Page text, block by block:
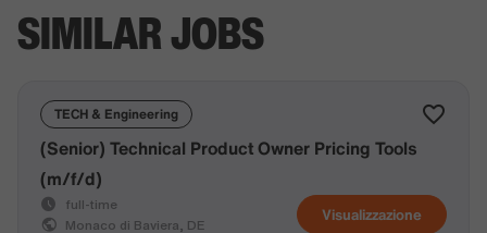
SIMILAR JOBS
TECH & Engineering
Visualizzazione
(Senior) Technical Product Owner Pricing Tools
(m/f/d)
full-time
Monaco di Baviera, DE